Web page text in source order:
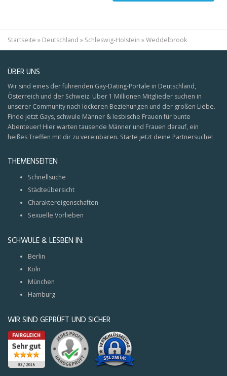
Startseite » Deutschland » Schleswig-Holstein »Weddelbrook
ÜBER UNS
Wir sind eines der führenden Gay-Dating-Portale in Deutschland,
Österreich und der Schweiz. Über 1 Millionen Mitglieder suchen in
unserer Community nach lockeren Beziehungen und der großen Liebe.
Finde jetzt Gays, schwule Männer & lesbische Frauen für bunte
Abenteuer! Hier warten tausende Männer und Frauen darauf, ein
heißes Treffen mit dir zu vereinbaren. Starte jetzt deine Partnersuche!
THEMENSEITEN
Schnellsuche
Städteübersicht
Charaktereigenschaften
Sexuelle Vorlieben
SCHWULE & LESBEN IN:
Berlin
Köln
München
Hamburg
WIR SIND GEPRÜFT UND SICHER